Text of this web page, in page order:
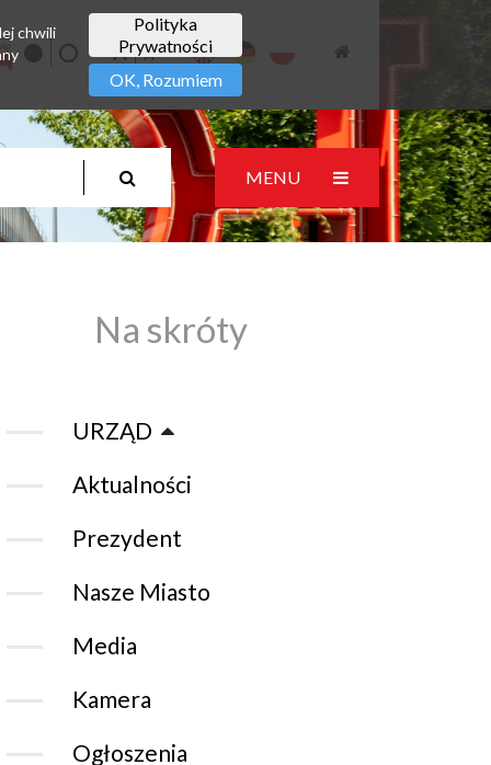
MENU
Na skróty
URZĄD
Aktualności
Prezydent
Nasze Miasto
Media
Kamera
Ogłoszenia
Polityka
Prywatności
OK, Rozumiem
chwili